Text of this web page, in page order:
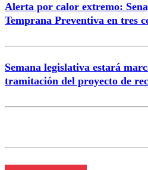
Alerta por calor extremo:
Temprana Preventiva en tres
Semana legislativa estará
tramitación del proyecto de